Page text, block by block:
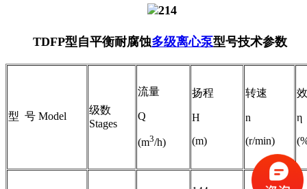
TDFP型自平衡耐腐蚀多级离心泵型号技术参数
型 号 Model
级数
Stages
流量
Q
(m3/h)
扬程
H
(m)
转速
n
(r/min)
η